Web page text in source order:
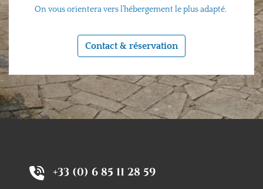
On vous orientera vers l’hébergement le plus adapté.
Contact & réservation
+33 (0) 6 85 11 28 59